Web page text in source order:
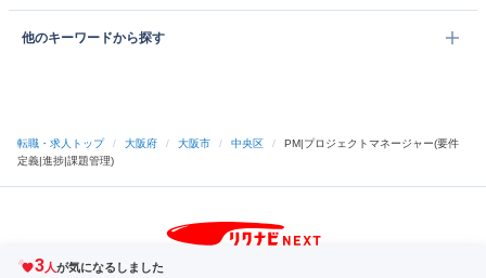
他のキーワードから探す
3人が気になるしました
転職・求人トップ / 大阪府 / 大阪市 / 中央区 /
PM|プロジェクトマネージャー(要件
定義|進捗|課題管理)